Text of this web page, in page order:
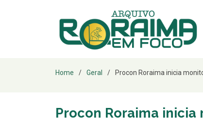
Home Geral Procon Roraima inicia
Procon Roraima